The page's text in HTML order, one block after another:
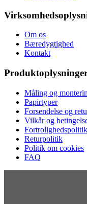
Om os
Bæredygtighed
Kontakt
Måling og
Papirtyper
Forsendelse og
Vilkår og
Fortrolighedspolitik
Returpolitik
Politik om cookies
FAQ